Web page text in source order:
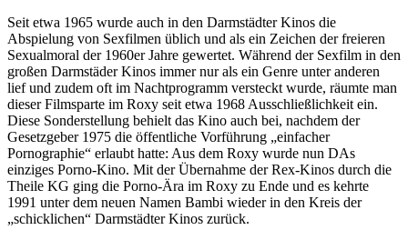
Seit etwa 1965 wurde auch in den Darmstädter Kinos die
Abspielung von Sexfilmen üblich und als ein Zeichen der freieren
Sexualmoral der 1960er Jahre gewertet. Während der Sexfilm in den
großen Darmstäder Kinos immer nur als ein Genre unter anderen
lief und zudem oft im Nachtprogramm versteckt wurde, räumte man
dieser Filmsparte im Roxy seit etwa 1968 Ausschließlichkeit ein.
Diese Sonderstellung behielt das Kino auch bei, nachdem der
Gesetzgeber 1975 die öffentliche Vorführung „einfacher
Pornographie“ erlaubt hatte: Aus dem Roxy wurde nun DAs
einziges Porno-Kino. Mit der Übernahme der Rex-Kinos durch die
Theile KG ging die Porno-Ära im Roxy zu Ende und es kehrte
1991 unter dem neuen Namen Bambi wieder in den Kreis der
„schicklichen“ Darmstädter Kinos zurück.